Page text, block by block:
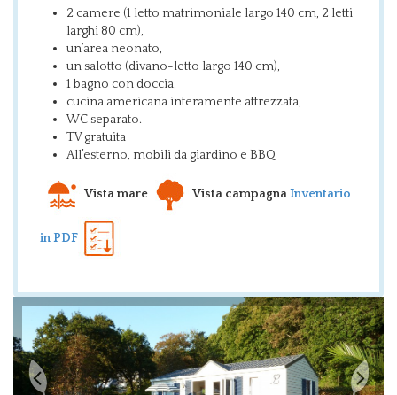
2 camere (1 letto matrimoniale largo 140 cm, 2 letti
larghi 80 cm),
un’area neonato,
un salotto (divano-letto largo 140 cm),
1 bagno con doccia,
cucina americana interamente attrezzata,
WC separato.
TV gratuita
All’esterno, mobili da giardino e BBQ
Vista mare Vista campagnaInventario
in PDF